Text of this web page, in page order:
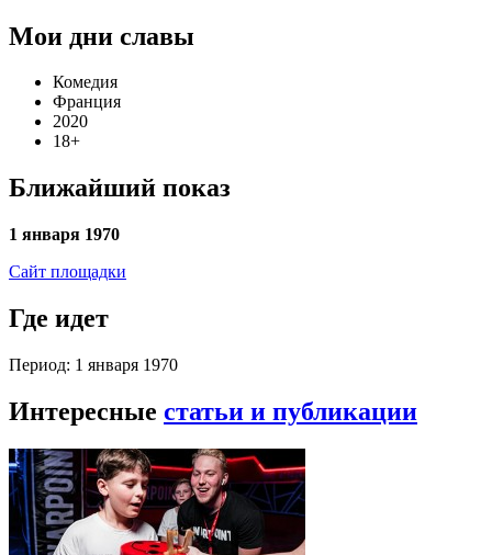
Мои дни славы
Комедия
Франция
2020
18+
Ближайший показ
1 января 1970
Сайт площадки
Где идет
Период: 1 января 1970
Интересные статьи и публикации